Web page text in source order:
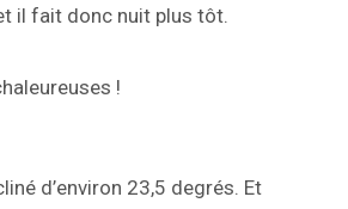
il fait donc nuit plus tôt.
!
d’environ 23,5 degrés. Et